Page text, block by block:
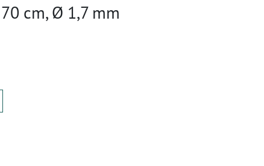
cm, Ø 1,7 mm